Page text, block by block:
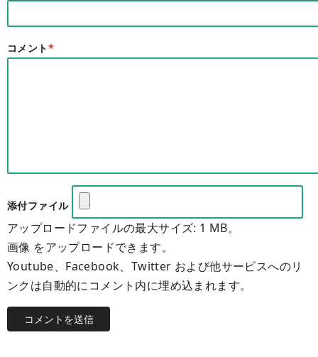
コメント*
添付ファイル
アップロードファイルの最大サイズ: 1 MB。
画像 をアップロードできます。
Youtube、Facebook、Twitter および他サービスへのリ
ンクは自動的にコメント内に埋め込まれます。